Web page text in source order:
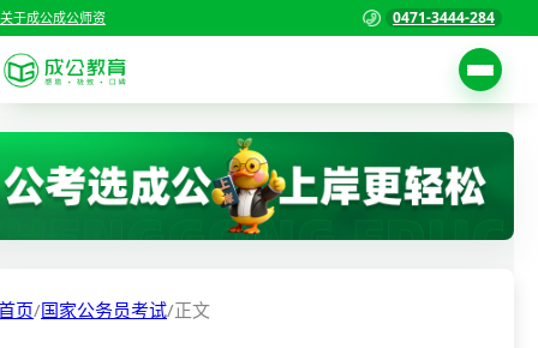
关于成公成公师资 0471-3444-284
考试公告
职位表
首页
国家公务员考试
页/国家公务员考试/正文